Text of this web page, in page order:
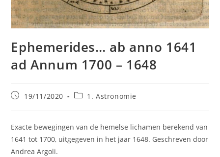
Ephemerides… ab anno 1641
ad Annum 1700 – 1648
Bericht19/11/2020 Berichtcategorie:
1. Astronomie
Exacte bewegingen van de hemelse lichamen berekend van
1641 tot 1700, uitgegeven in het jaar 1648. Geschreven door
Andrea Argoli.